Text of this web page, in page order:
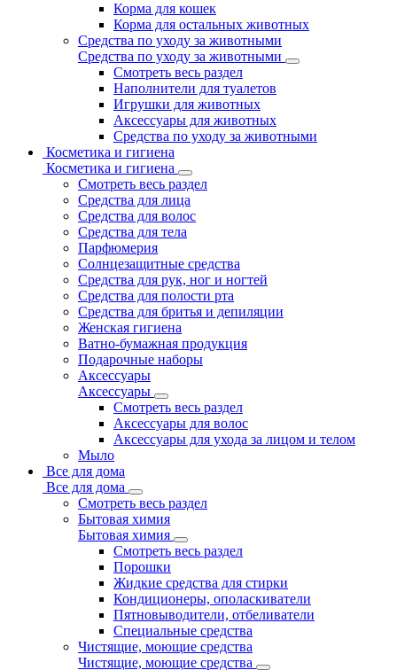
Корма для кошек
Корма для остальных животных
Средства по уходу за животными
Средства по уходу за животными
Смотреть весь раздел
Наполнители для туалетов
Игрушки для животных
Аксессуары для животных
Средства по уходу за животными
Косметика и гигиена
Косметика и гигиена
Смотреть весь раздел
Средства для лица
Средства для волос
Средства для тела
Парфюмерия
Солнцезащитные средства
Средства для рук, ног и ногтей
Средства для полости рта
Средства для бритья и депиляции
Женская гигиена
Ватно-бумажная продукция
Подарочные наборы
Аксессуары
Аксессуары
Смотреть весь раздел
Аксессуары для волос
Аксессуары для ухода за лицом и телом
Мыло
Все для дома
Все для дома
Смотреть весь раздел
Бытовая химия
Бытовая химия
Смотреть весь раздел
Порошки
Жидкие средства для стирки
Кондиционеры, ополаскиватели
Пятновыводители, отбеливатели
Специальные средства
Чистящие, моющие средства
Чистящие, моющие средства